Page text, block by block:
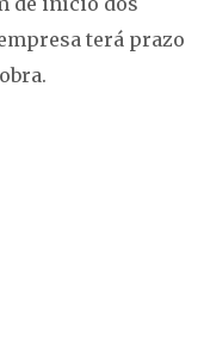
terá prazo